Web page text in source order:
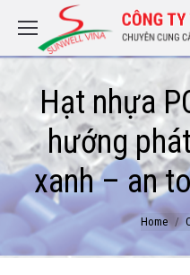
Hạt nhựa
hướng
xanh – an
You are here: Home